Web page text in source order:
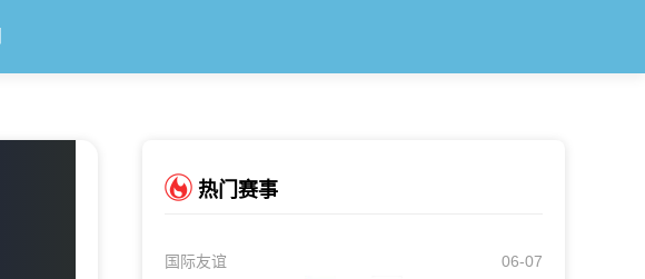
热门赛事
国际友谊
06-07